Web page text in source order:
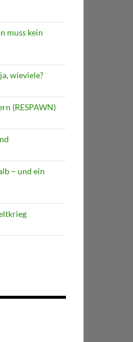
muss kein
wieviele?
(RESPAWN)
– und ein